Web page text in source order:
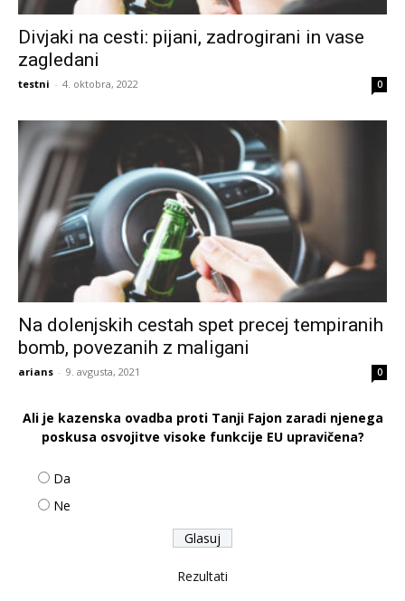
Divjaki na cesti: pijani, zadrogirani in vase
zagledani
testni - 4. oktobra, 2022 0
Na dolenjskih cestah spet precej tempiranih
bomb, povezanih z maligani
arians - 9. avgusta, 2021 0
Ali je kazenska ovadba proti Tanji Fajon zaradi njenega
poskusa osvojitve visoke funkcije EU upravičena?
Da
Ne
Rezultati